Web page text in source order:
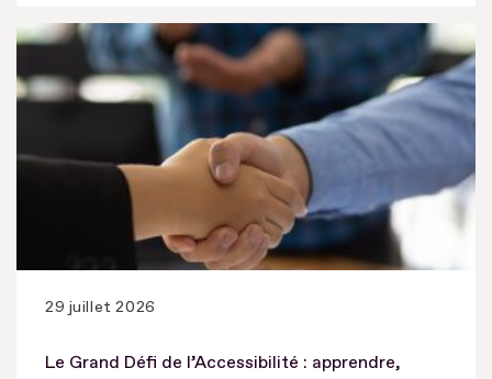
29 juillet 2026
Le Grand Défi de l’Accessibilité : apprendre,